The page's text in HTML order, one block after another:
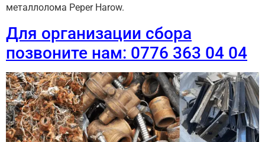
металлолома Peper Harow.
Для организации сбора
позвоните нам: 0776 363 04 04